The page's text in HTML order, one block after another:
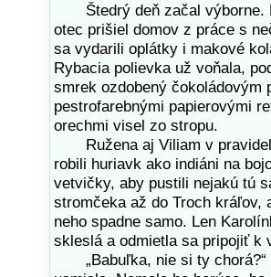
Štedrý deň začal výborne.
otec prišiel domov z práce s
sa vydarili oplátky i makové
Rybacia polievka už voňala,
smrek ozdobený
pestrofarebnými papierovými
orechmi visel zo stropu.
Ružena aj Viliam v
robili huriavk ako indiáni na
vetvičky, aby pustili nejakú tú
stromčeka až do Troch kráľov,
neho spadne samo. Len
skleslá a odmietla sa pripojiť k
„Babuľka, nie si ty chorá?“